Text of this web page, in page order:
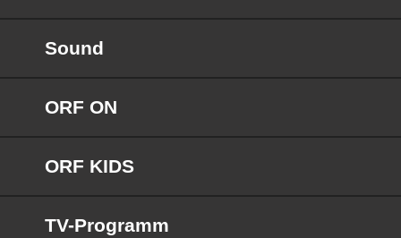
Sound
ORF ON
ORF KIDS
TV-Programm